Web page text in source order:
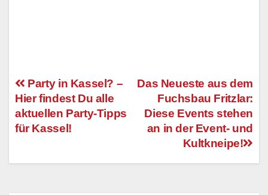
Beitragsnavigation
Das Neueste aus dem
Fuchsbau Fritzlar:
Diese Events stehen
an in der Event- und
Kultkneipe!
Party in Kassel? –
Hier findest Du alle
aktuellen Party-Tipps
für Kassel!